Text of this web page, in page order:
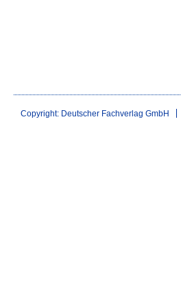
Copyright: Deutscher Fachverlag GmbH